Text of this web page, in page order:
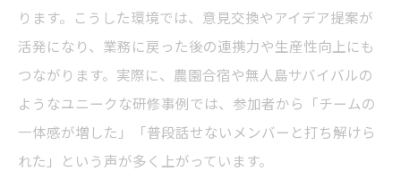
ります。こうした環境では、意見交換やアイデア提案が
活発になり、業務に戻った後の連携力や生産性向上にも
つながります。実際に、農園合宿や無人島サバイバルの
ようなユニークな研修事例では、参加者から「チームの
一体感が増した」「普段話せないメンバーと打ち解けら
れた」という声が多く上がっています。